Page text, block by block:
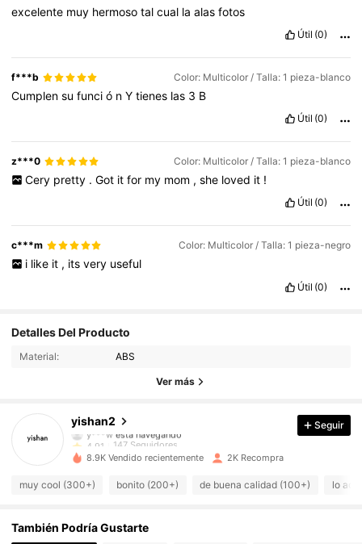
excelente muy hermosotalcual laalasfotos
Útil (0)
f***b Color: Multicolor / Talla: 1 pieza-blanco
Cumplensufunció nYtienes las 3 B
Útil (0)
z***0 Color: Multicolor / Talla: 1 pieza-blanco
Cery pretty . Got it for my mom , she loved it !
Útil (0)
c***m Color: Multicolor / Talla: 1 pieza-negro
i like it , its very useful
Útil (0)
Detalles Del Producto
Material: ABS
Ver más
yishan2
4,91
147 Seguidores
y***westá navegando
4,91
147 Seguidores
Seguir
8.9K Vendido recientemente 2K Recompra
muy cool (300+) bonito (200+) de buena calidad (100+) lo
También Podría Gustarte